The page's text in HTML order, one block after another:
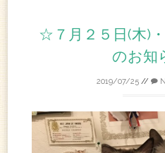
☆７月２５日(木)
のお
2019/07/25//